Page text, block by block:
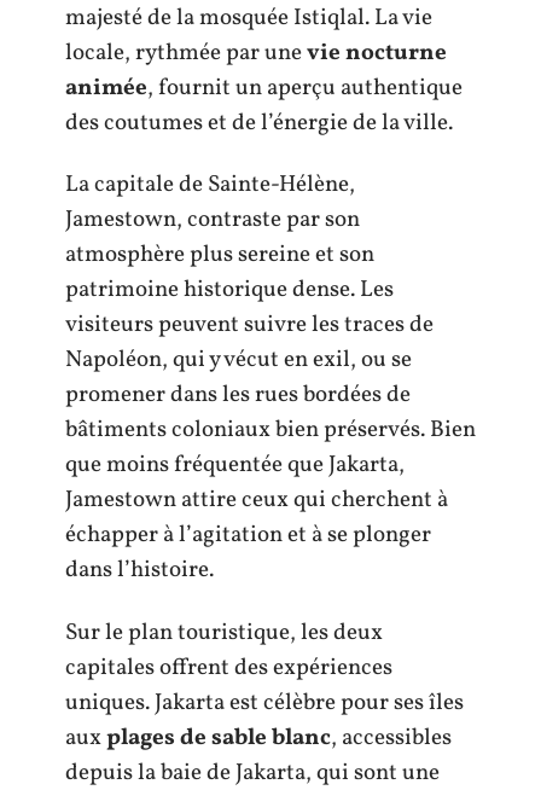
majesté de la mosquée Istiqlal. La vie
locale, rythmée par unevie nocturne
animée, fournit un aperçu authentique
des coutumes et de l’énergie de la ville.
La capitale de Sainte-Hélène,
Jamestown, contraste par son
atmosphère plus sereine et son
patrimoine historique dense. Les
visiteurs peuvent suivre les traces de
Napoléon, qui y vécut en exil, ou se
promener dans les rues bordées de
bâtiments coloniaux bien préservés. Bien
que moins fréquentée que Jakarta,
Jamestown attire ceux qui cherchent à
échapper à l’agitation et à se plonger
dans l’histoire.
Sur le plan touristique, les deux
capitales offrent des expériences
uniques. Jakarta est célèbre pour ses îles
auxplages de sable blanc, accessibles
depuis la baie de Jakarta, qui sont une